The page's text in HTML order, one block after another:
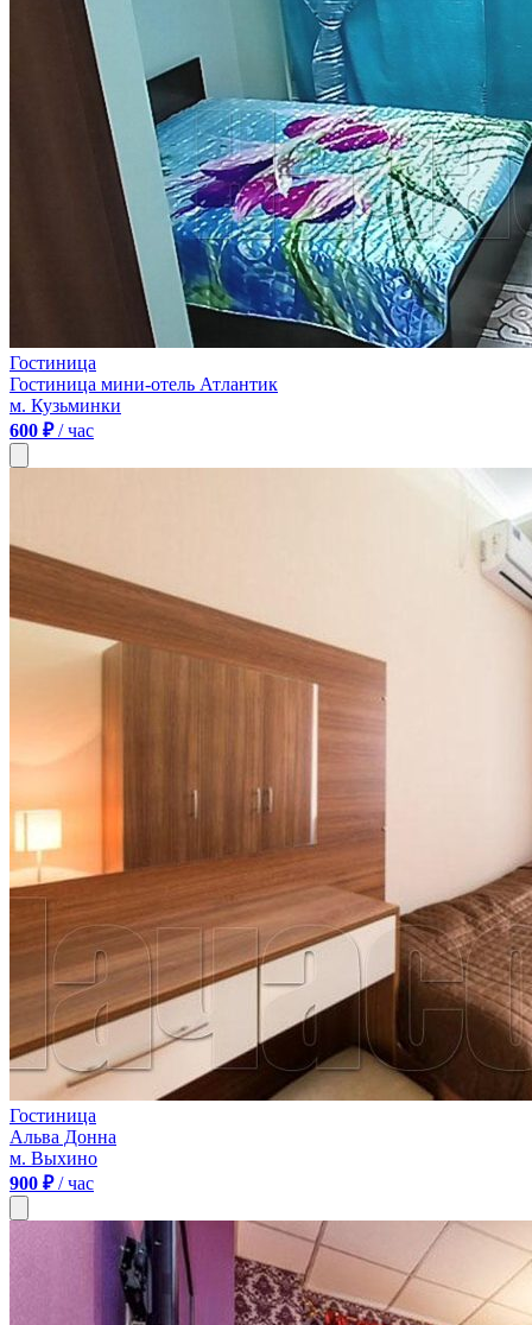
Гостиница
Гостиница мини-отель Атлантик
м. Кузьминки
600 ₽/ час
Гостиница
Альва Донна
м. Выхино
900 ₽/ час